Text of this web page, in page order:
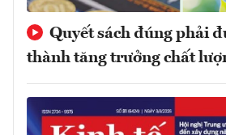
Quyết sách đúng phải
thành tăng trưởng chất